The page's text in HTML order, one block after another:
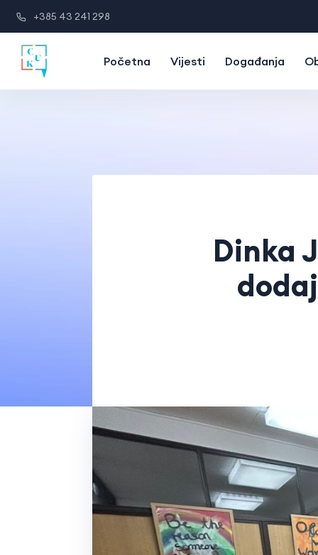
+385 43 241 298
Početna Vijesti Događanja
Dinka